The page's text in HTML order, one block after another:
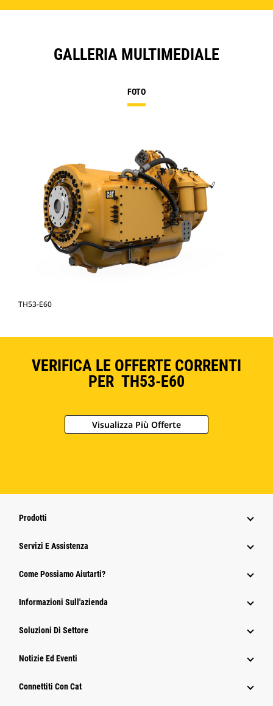
GALLERIA MULTIMEDIALE
FOTO
TH53-E60
VERIFICA LE OFFERTE CORRENTI
PER TH53-E60
Visualizza Più Offerte
Prodotti
Servizi E Assistenza
Come Possiamo Aiutarti?
Informazioni Sull'azienda
Soluzioni Di Settore
Notizie Ed Eventi
Connettiti Con Cat